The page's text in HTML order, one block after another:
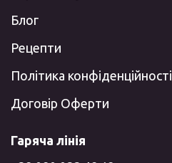
Блог
Рецепти
Політика конфіденційності
Договір Оферти
Гаряча лінія